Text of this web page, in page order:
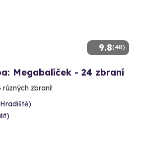
9.8(48)
Megabalíček - 24 zbraní
různých zbraní!